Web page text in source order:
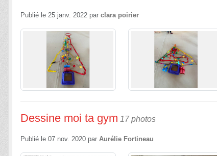
Publié le 25 janv. 2022 par clara poirier
Dessine moi ta gym 17 photos
Publié le 07 nov. 2020 par Aurélie Fortineau